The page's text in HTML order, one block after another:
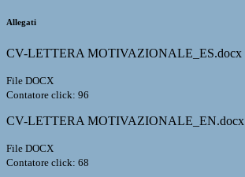
Allegati
CV-LETTERA MOTIVAZIONALE_ES.docx
File DOCX
Contatore click: 96
CV-LETTERA MOTIVAZIONALE_EN.docx
File DOCX
Contatore click: 68